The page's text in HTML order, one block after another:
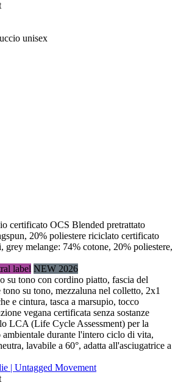
unisex
certificato OCS Blended pretrattato
20% poliestere riciclato certificato
grey melange: 74% cotone, 20% poliestere,
label NEW 2026
su tono con cordino piatto, fascia del
su tono, mezzaluna nel colletto, 2x1
e cintura, tasca a marsupio, tocco
vegana certificata senza sostanze
LCA (Life Cycle Assessment) per la
durante l'intero ciclo di vita,
lavabile a 60°, adatta all'asciugatrice a
| Untagged Movement